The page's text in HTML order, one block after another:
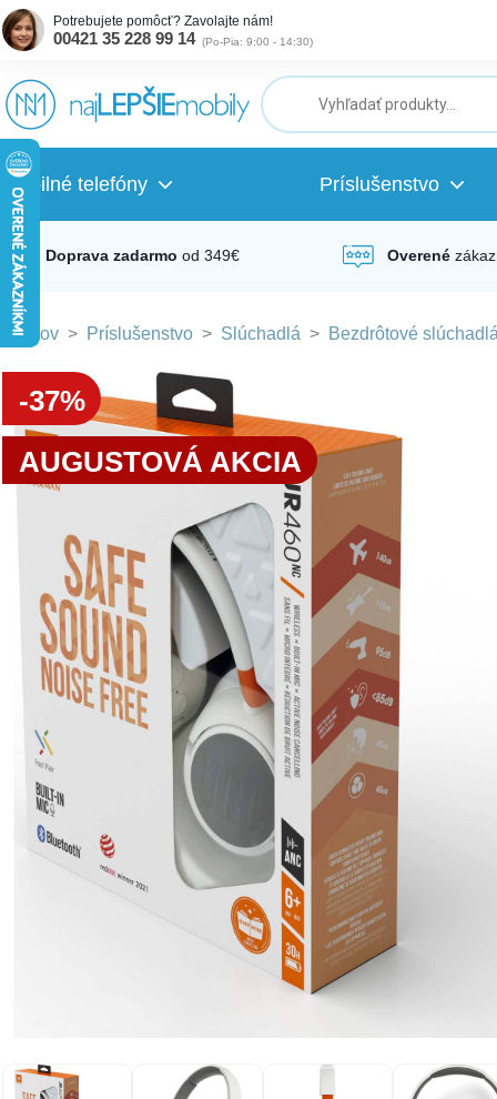
Potrebujete pomôcť? Zavolajte nám!
00421 35 228 99 14 (Po-Pia: 9:00 - 14:30)
Mobilné telefóny Príslušenstvo
Doprava zadarmo od 349€ Overené
Domov > Príslušenstvo > Slúchadlá > Bezdrôtové slúchadlá
-37%
AUGUSTOVÁ AKCIA